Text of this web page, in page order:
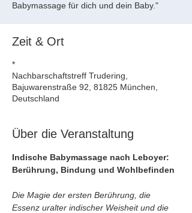
Babymassage für dich und dein Baby."
Zeit & Ort
*
Nachbarschaftstreff Trudering,
Bajuwarenstraße 92, 81825 München,
Deutschland
Über die Veranstaltung
Indische Babymassage nach Leboyer:
Berührung, Bindung und Wohlbefinden
Die Magie der ersten Berührung, die
Essenz uralter indischer Weisheit und die